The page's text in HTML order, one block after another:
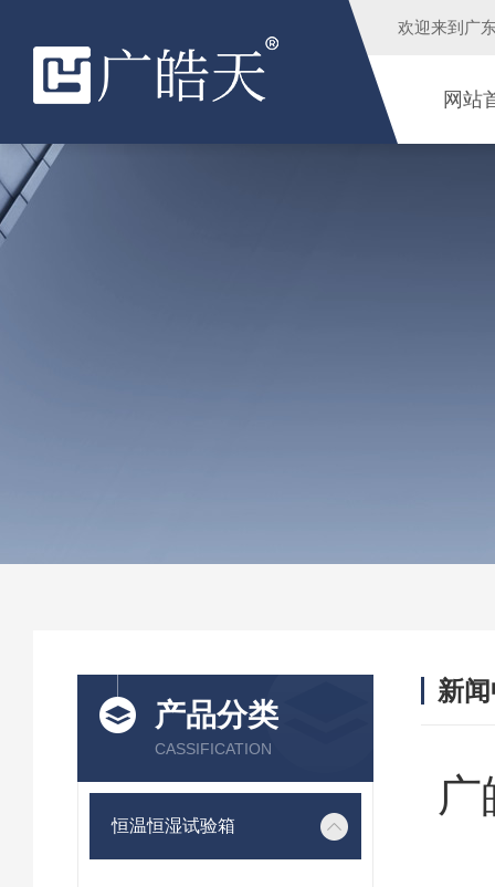
欢迎来到 广
网站
产品分类
CASSIFICATION
恒温恒湿试验箱
新